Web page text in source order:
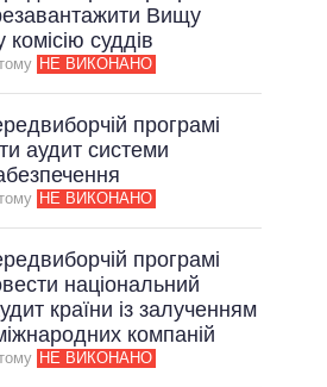
Вищу
комісію суддів
НЕ ВИКОНАНО
програмі
аудит системи
НЕ ВИКОНАНО
програмі
національний
країни із залученням
компаній
НЕ ВИКОНАНО